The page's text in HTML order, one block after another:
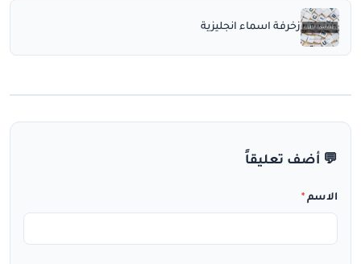
زخرفة اسماء انجليزية
💬 أضف تعليقاً
الاسم *